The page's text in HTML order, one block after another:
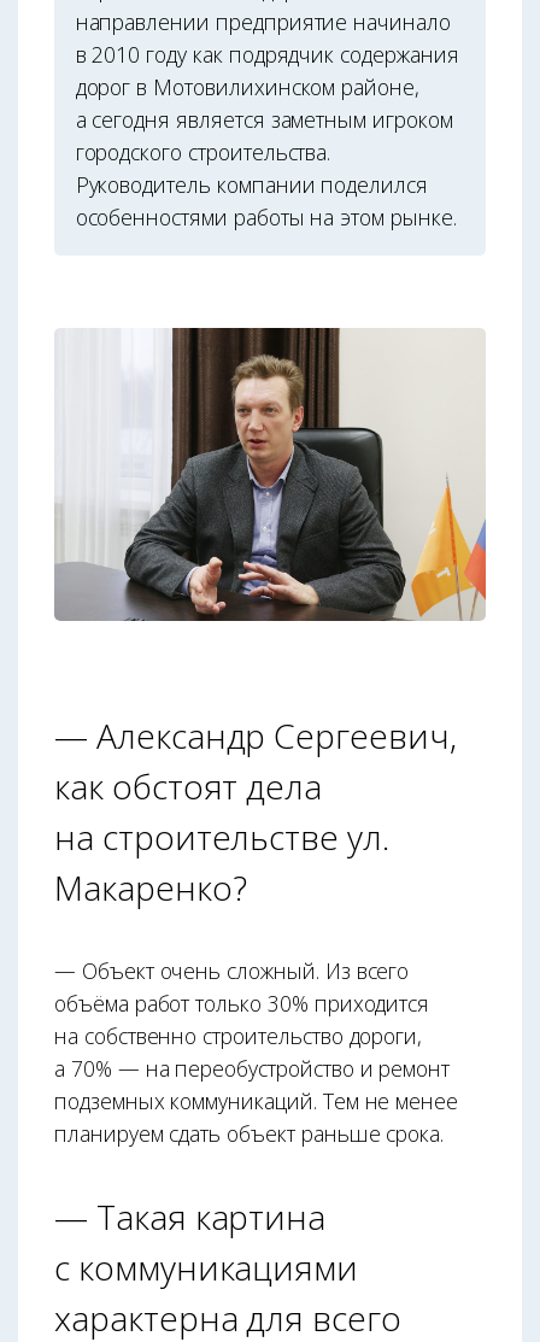
направлении предприятие начинало
в 2010 году как подрядчик содержания
дорог в Мотовилихинском районе,
а сегодня является заметным игроком
городского строительства.
Руководитель компании поделился
особенностями работы на этом рынке.
— Александр Сергеевич,
как обстоят дела
на строительстве ул.
Макаренко?
— Объект очень сложный. Из всего
объёма работ только 30% приходится
на собственно строительство дороги,
а 70% — на переобустройство и ремонт
подземных коммуникаций. Тем не менее
планируем сдать объект раньше срока.
— Такая картина
с коммуникациями
характерна для всего